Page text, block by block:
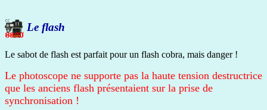
Le flash
Le sabot de flash est parfait pour un flash cobra, mais danger !
Le photoscope ne supporte pas la haute tension destructrice
que les anciens flash présentaient sur la prise de
synchronisation !